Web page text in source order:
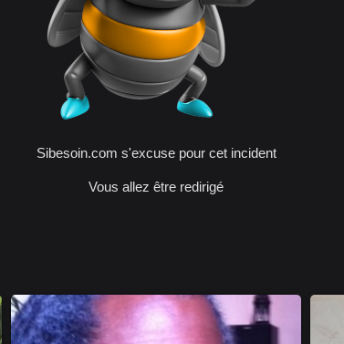
Sibesoin.com s'excuse pour cet incident
Vous allez être redirigé